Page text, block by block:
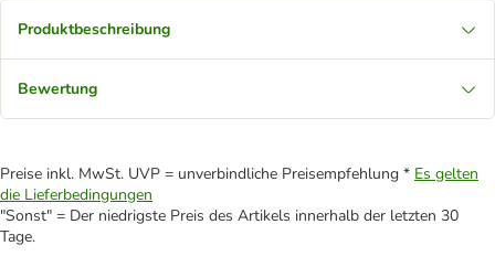
Produktbeschreibung
Bewertung
Preise inkl. MwSt. UVP = unverbindliche Preisempfehlung * Es gelten
die Lieferbedingungen
"Sonst" = Der niedrigste Preis des Artikels innerhalb der letzten 30
Tage.